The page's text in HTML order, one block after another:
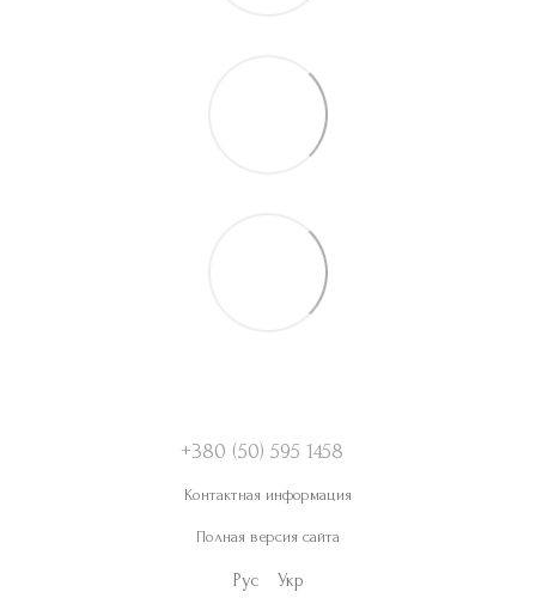
+380 (50) 595 1458
Контактная информация
Полная версия сайта
Рус Укр